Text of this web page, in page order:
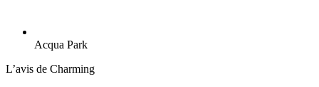
Acqua Park
L’avis de Charming